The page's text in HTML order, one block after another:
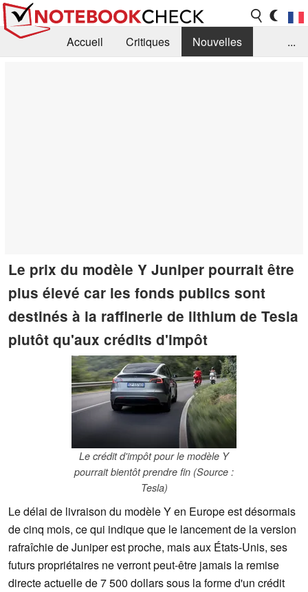
Accueil Critiques
Nouvelles
...
Le prix du modèle Y Juniper pourrait être
plus élevé car les fonds publics sont
destinés à la raffinerie de lithium de Tesla
plutôt qu'aux crédits d'impôt
Le crédit d'impôt pour le modèle Y
pourrait bientôt prendre fin (Source :
Tesla)
Le délai de livraison du modèle Y en Europe est désormais
de cinq mois, ce qui indique que le lancement de la version
rafraîchie de Juniper est proche, mais aux États-Unis, ses
futurs propriétaires ne verront peut-être jamais la remise
directe actuelle de 7 500 dollars sous la forme d'un crédit